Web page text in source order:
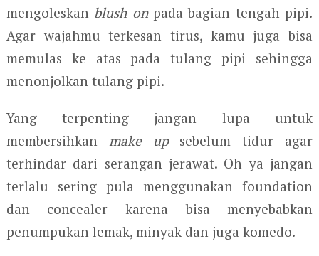
mengoleskan blush onpada bagian tengah pipi.
Agar wajahmu terkesan tirus, kamu juga bisa
memulas ke atas pada tulang pipi sehingga
menonjolkan tulang pipi.
Yang terpenting jangan lupa untuk
membersihkan make upsebelum tidur agar
terhindar dari serangan jerawat. Oh ya jangan
terlalu sering pula menggunakan foundation
dan concealer karena bisa menyebabkan
penumpukan lemak, minyak dan juga komedo.